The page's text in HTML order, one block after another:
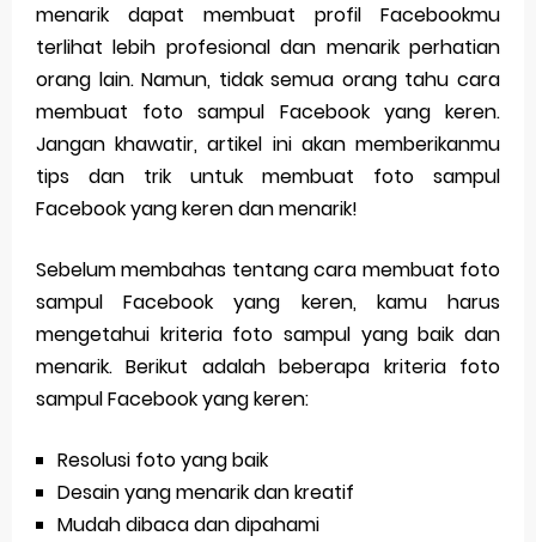
menarik dapat membuat profil Facebookmu
terlihat lebih profesional dan menarik perhatian
orang lain. Namun, tidak semua orang tahu cara
membuat foto sampul Facebook yang keren.
Jangan khawatir, artikel ini akan memberikanmu
tips dan trik untuk membuat foto sampul
Facebook yang keren dan menarik!
Sebelum membahas tentang cara membuat foto
sampul Facebook yang keren, kamu harus
mengetahui kriteria foto sampul yang baik dan
menarik. Berikut adalah beberapa kriteria foto
sampul Facebook yang keren:
Resolusi foto yang baik
Desain yang menarik dan kreatif
Mudah dibaca dan dipahami